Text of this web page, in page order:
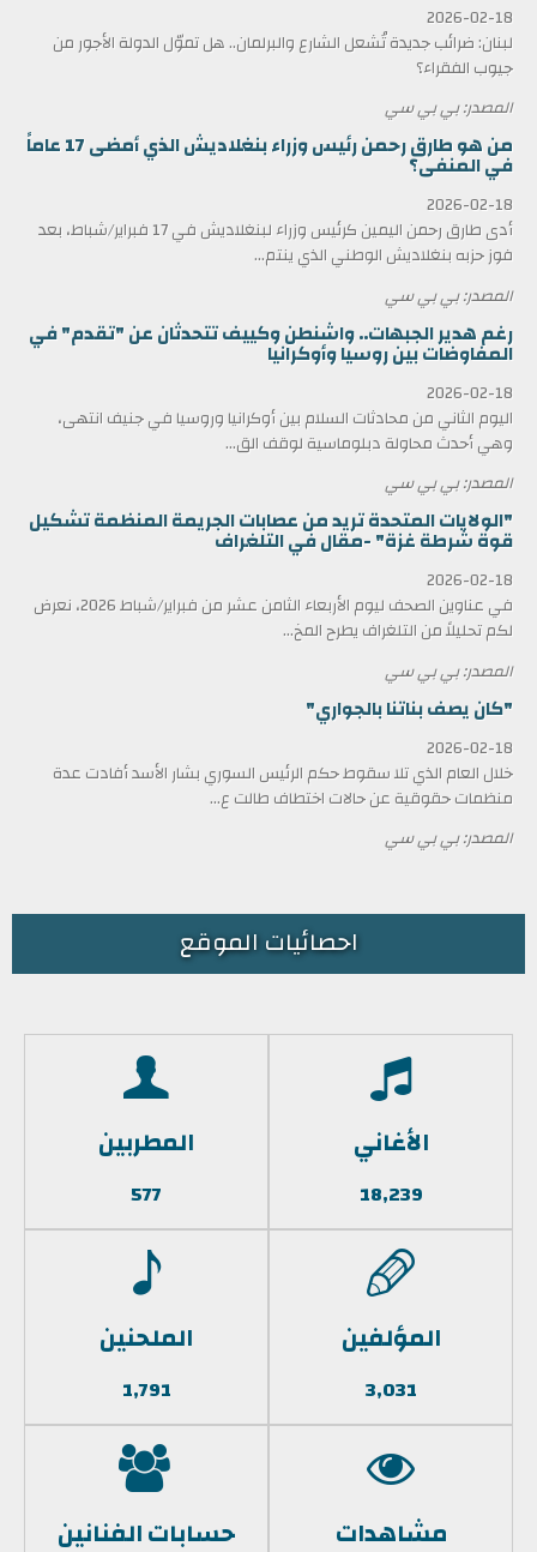
2026-02-18
لبنان: ضرائب جديدة تُشعل الشارع والبرلمان.. هل تموّل الدولة الأجور من
جيوب الفقراء؟
المصدر: بي بي سي
من هو طارق رحمن رئيس وزراء بنغلاديش الذي أمضى 17 عاماً
في المنفى؟
2026-02-18
أدى طارق رحمن اليمين كرئيس وزراء لبنغلاديش في 17 فبراير/شباط، بعد
فوز حزبه بنغلاديش الوطني الذي ينتم...
المصدر: بي بي سي
رغم هدير الجبهات.. واشنطن وكييف تتحدثان عن "تقدم" في
المفاوضات بين روسيا وأوكرانيا
2026-02-18
اليوم الثاني من محادثات السلام بين أوكرانيا وروسيا في جنيف انتهى،
وهي أحدث محاولة دبلوماسية لوقف الق...
المصدر: بي بي سي
"الولايات المتحدة تريد من عصابات الجريمة المنظمة تشكيل
قوة شرطة غزة" -مقال في التلغراف
2026-02-18
في عناوين الصحف ليوم الأربعاء الثامن عشر من فبراير/شباط 2026، نعرض
لكم تحليلاً من التلغراف يطرح المخ...
المصدر: بي بي سي
"كان يصف بناتنا بالجواري"
2026-02-18
خلال العام الذي تلا سقوط حكم الرئيس السوري بشار الأسد أفادت عدة
منظمات حقوقية عن حالات اختطاف طالت ع...
المصدر: بي بي سي
احصائيات الموقع
الأغاني
18,239
المطربين
577
المؤلفين
3,031
الملحنين
1,791
مشاهدات حسابات الفنانين